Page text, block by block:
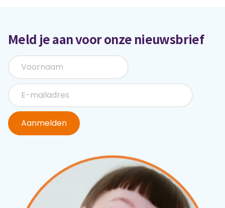
Meld je aan voor onze nieuwsbrief
Aanmelden